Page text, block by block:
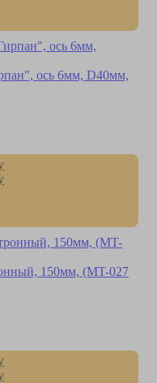
ось 6мм, D40мм,
150мм, (MT-027